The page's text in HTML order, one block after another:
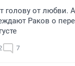
голову от любви.
Раков о
7